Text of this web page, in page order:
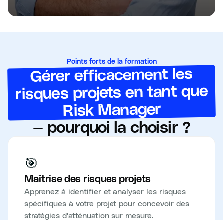
Points forts de la formation
Gérer efficacement les
risques projets en tant que
Risk Manager
— pourquoi la choisir ?
🎯
Maîtrise des risques projets
Apprenez à identifier et analyser les risques
spécifiques à votre projet pour concevoir des
stratégies d'atténuation sur mesure.